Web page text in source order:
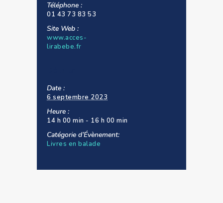
Téléphone :
01 43 73 83 53
Site Web :
www.acces-
lirabebe.fr
Date :
6 septembre 2023
Heure :
14 h 00 min - 16 h 00 min
Catégorie d’Évènement:
Livres en balade